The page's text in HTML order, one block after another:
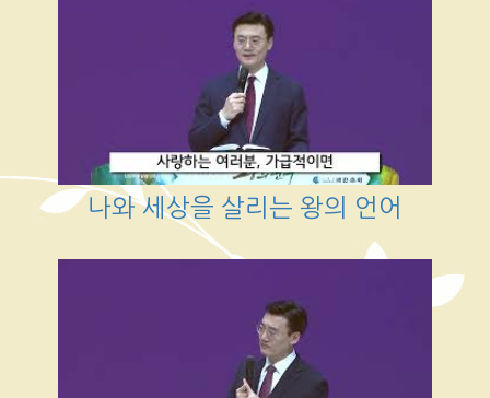
나와 세상을 살리는 왕의 언어